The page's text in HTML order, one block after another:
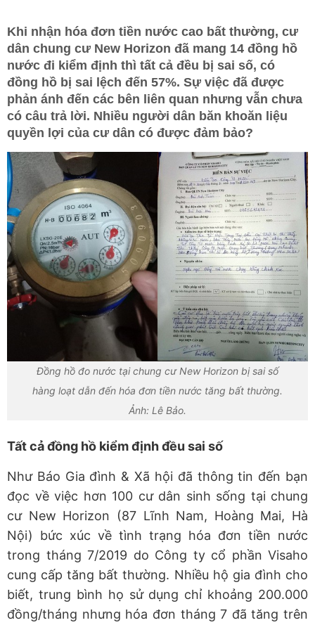
Khi nhận hóa đơn tiền nước cao bất thường, cư
dân chung cư New Horizon đã mang 14 đồng hồ
nước đi kiểm định thì tất cả đều bị sai số, có
đồng hồ bị sai lệch đến 57%. Sự việc đã được
phản ánh đến các bên liên quan nhưng vẫn chưa
có câu trả lời. Nhiều người dân băn khoăn liệu
quyền lợi của cư dân có được đảm bảo?
Đồng hồ đo nước tại chung cư New Horizon bị sai số
hàng loạt dẫn đến hóa đơn tiền nước tăng bất thường.
Ảnh: Lê Bảo.
Tất cả đồng hồ kiểm định đều sai số
Như Báo Gia đình & Xã hội đã thông tin đến bạn
đọc về việc hơn 100 cư dân sinh sống tại chung
cư New Horizon (87 Lĩnh Nam, Hoàng Mai, Hà
Nội) bức xúc về tình trạng hóa đơn tiền nước
trong tháng 7/2019 do Công ty cổ phần Visaho
cung cấp tăng bất thường. Nhiều hộ gia đình cho
biết, trung bình họ sử dụng chỉ khoảng 200.000
đồng/tháng nhưng hóa đơn tháng 7 đã tăng trên